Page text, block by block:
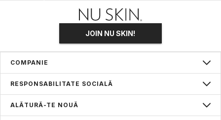
COMPANIE
Despre noi
Nuskin Science
RESPONSABILITATE SOCIALĂ
Nourish the children
Force for Good
ALĂTURĂ-TE NOUĂ
JOIN NU SKIN!